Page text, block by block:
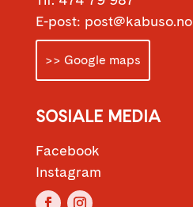
E-post: post@kabuso.no
>> Google maps
SOSIALE MEDIA
Facebook
Instagram